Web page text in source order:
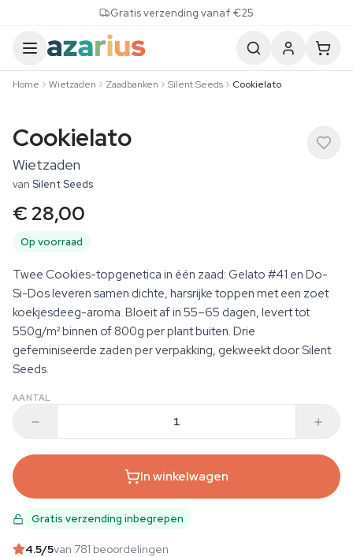
Gratis verzending vanaf €25
Home Wietzaden Zaadbanken Silent Seeds Cookielato
Cookielato
Wietzaden
van Silent Seeds
€ 28,00
Op voorraad
Twee Cookies-topgenetica in één zaad: Gelato #41 en Do-
Si-Dos leveren samen dichte, harsrijke toppen met een zoet
koekjesdeeg-aroma. Bloeit af in 55–65 dagen, levert tot
550g/m² binnen of 800g per plant buiten. Drie
gefeminiseerde zaden per verpakking, gekweekt door Silent
Seeds.
AANTAL
In winkelwagen
Gratis verzending inbegrepen
4.5/5van 781 beoordelingen